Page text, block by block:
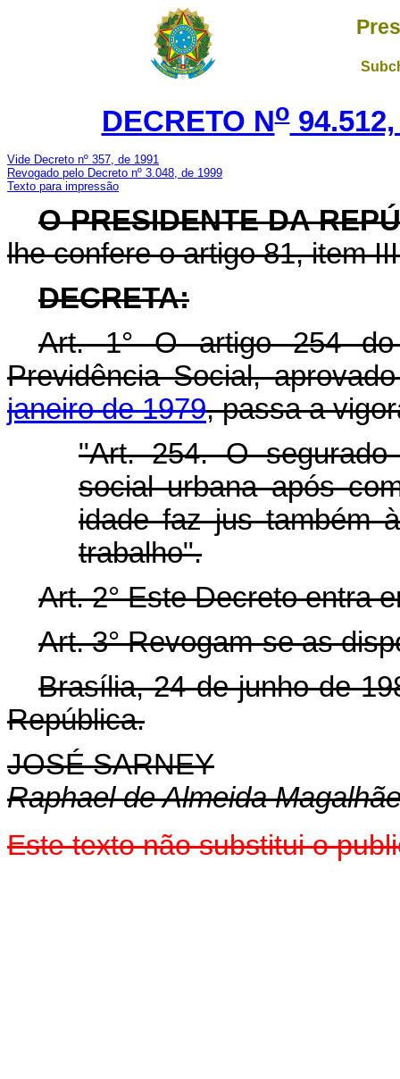
DECRETO No94.512,
Vide Decreto nº 357, de 1991
Revogado pelo Decreto nº 3.048, de 1999
Texto para impressão
O PRESIDENTE DA
lhe confere o artigo 81, item
DECRETA:
Art.1° O artigo 254 do
Previdência Social,
janeiro de 1979, passa a
"Art. 254. O
social urbana após
idade faz jus também
trabalho".
Art.2° Este Decreto entra
Art.3° Revogam-se as
Brasília, 24 de junho de
República.
JOSÉ SARNEY
Raphael de Almeida
Este texto não substitui o